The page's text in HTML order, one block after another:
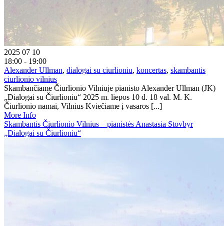
2025 07 10
18:00 - 19:00
Alexander Ullman, dialogai su ciurlioniu, koncertas, skambantis
ciurlionio vilnius
Skambančiame Čiurlionio Vilniuje pianisto Alexander Ullman (JK)
„Dialogai su Čiurlioniu“ 2025 m. liepos 10 d. 18 val. M. K.
Čiurlionio namai, Vilnius Kviečiame į vasaros [...]
More Info
Skambantis Čiurlionio Vilnius – pianistės Anastasia Stovbyr
„Dialogai su Čiurlioniu“